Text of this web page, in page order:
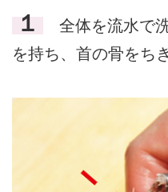
１
全体を流水で
を持ち、首の骨をち